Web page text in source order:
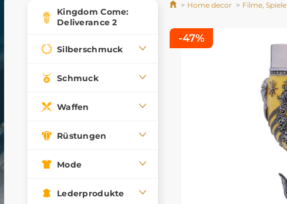
Kingdom Come:
Deliverance 2
Silberschmuck
Schmuck
Waffen
Rüstungen
Mode
Lederprodukte
Home decor Filme, Spiele
-47%